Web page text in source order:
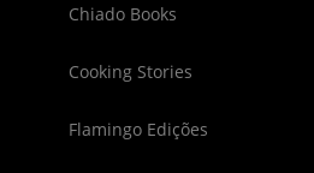
Chiado Books
Cooking Stories
Flamingo Edições